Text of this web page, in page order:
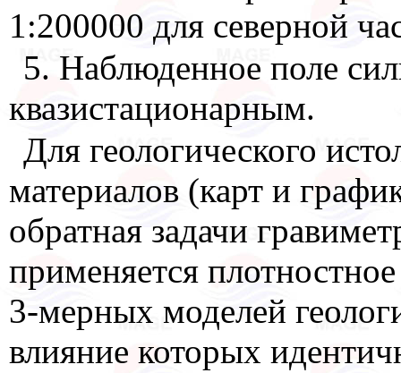
1:200000 для северной
5. Наблюденное поле
квазистационарным.
Для геологического
материалов (карт и
обратная задачи
применяется
3-мерных моделей
влияние которых